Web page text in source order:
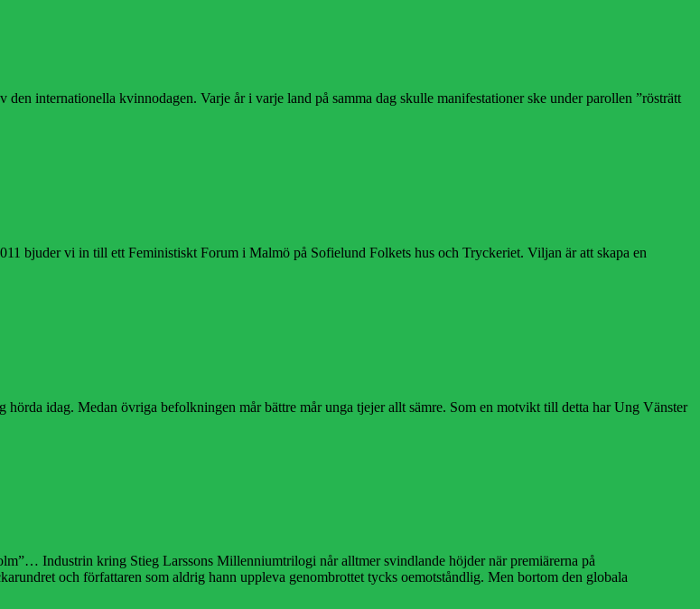
internationella kvinnodagen. Varje år i varje land på samma dag skulle manifestationer ske under parollen ”rösträtt
bjuder vi in till ett Feministiskt Forum i Malmö på Sofielund Folkets hus och Tryckeriet. Viljan är att skapa en
idag. Medan övriga befolkningen mår bättre mår unga tjejer allt sämre. Som en motvikt till detta har Ung Vänster
Industrin kring Stieg Larssons Millenniumtrilogi når alltmer svindlande höjder när premiärerna på
och författaren som aldrig hann uppleva genombrottet tycks oemotståndlig. Men bortom den globala